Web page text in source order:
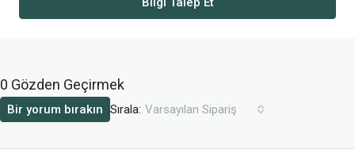
0 Gözden Geçirmek
Sırala: Varsayılan Sipariş
Bir yorum bırakın